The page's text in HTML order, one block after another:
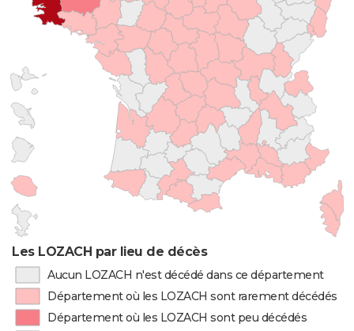
Les LOZACH par lieu de décès
Aucun LOZACH n'est décédé dans ce département
Département où les LOZACH sont rarement décédés
Département où les LOZACH sont peu décédés